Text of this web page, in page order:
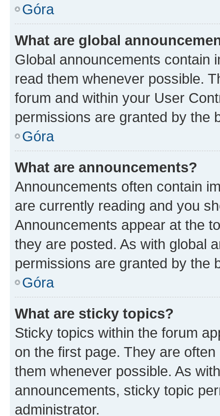
Góra
What are global
Global announcements contain
read them whenever possible.
forum and within your User
permissions are granted by the
Góra
What are announcements?
Announcements often contain
are currently reading and you
Announcements appear at the
they are posted. As with global
permissions are granted by the
Góra
What are sticky topics?
Sticky topics within the forum
on the first page. They are
them whenever possible. As
announcements, sticky topic
administrator.